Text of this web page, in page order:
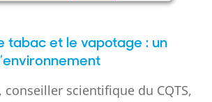
byUsercentrics Consent
Management Platform
tabac et le vapotage : un
conseiller scientifique du CQTS,